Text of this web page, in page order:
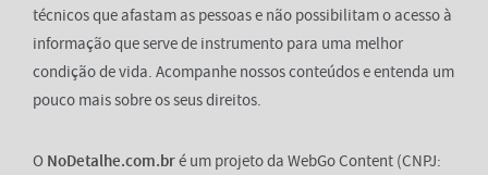
técnicos que afastam as pessoas e não possibilitam o acesso à
informação que serve de instrumento para uma melhor
condição de vida. Acompanhe nossos conteúdos e entenda um
pouco mais sobre os seus direitos.
O NoDetalhe.com.bré um projeto da WebGo Content (CNPJ: